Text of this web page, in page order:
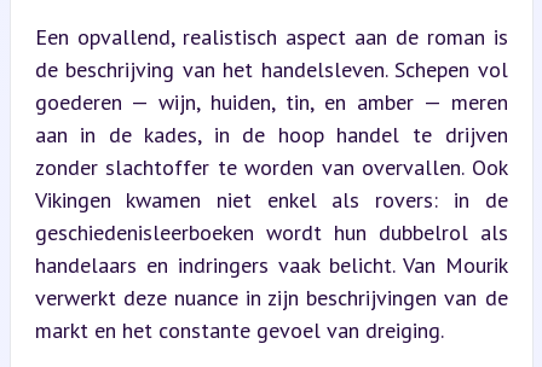
Een opvallend, realistisch aspect aan de roman is
de beschrijving van het handelsleven. Schepen vol
goederen — wijn, huiden, tin, en amber — meren
aan in de kades, in de hoop handel te drijven
zonder slachtoffer te worden van overvallen. Ook
Vikingen kwamen niet enkel als rovers: in de
geschiedenisleerboeken wordt hun dubbelrol als
handelaars en indringers vaak belicht. Van Mourik
verwerkt deze nuance in zijn beschrijvingen van de
markt en het constante gevoel van dreiging.